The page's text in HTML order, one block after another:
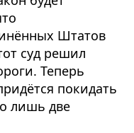
Штатов
суд решил
Теперь
покидать
лишь две